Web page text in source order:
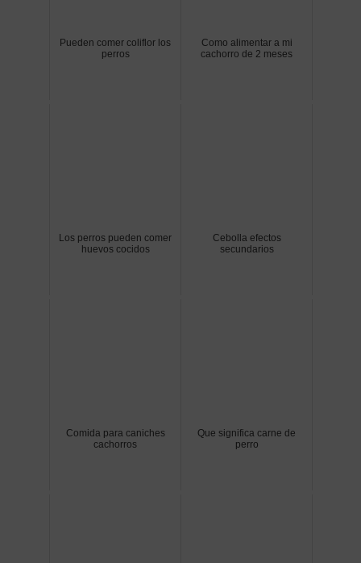
Pueden comer coliflor los
perros
Como alimentar a mi
cachorro de 2 meses
Los perros pueden comer
huevos cocidos
Cebolla efectos
secundarios
Comida para caniches
cachorros
Que significa carne de
perro